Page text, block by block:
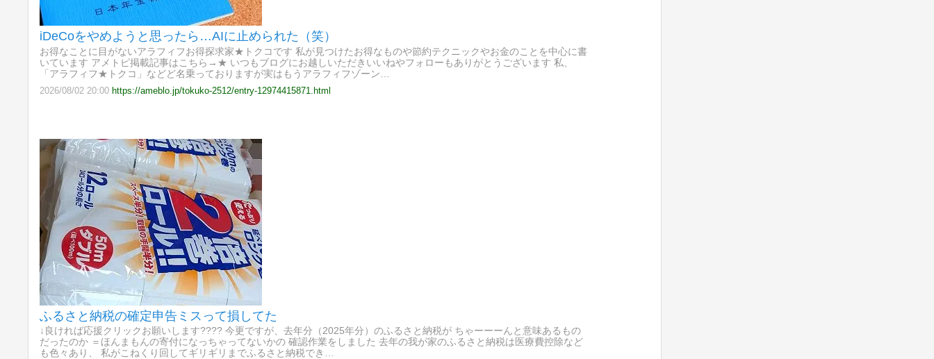
iDeCoをやめようと思ったら…AIに止められた（笑）
お得なことに目がないアラフィフお得探求家★トクコです 私が見つけたお得なものや節約テクニックやお金のことを中心に書
いています アメトピ掲載記事はこちら→★ いつもブログにお越しいただきいいねやフォローもありがとうございます 私、
「アラフィフ★トクコ」などど名乗っておりますが実はもうアラフィフゾーン…
2026/08/02 20:00 https://ameblo.jp/tokuko-2512/entry-12974415871.html
ふるさと納税の確定申告ミスって損してた
↓良ければ応援クリックお願いします???? 今更ですが、去年分（2025年分）のふるさと納税が ちゃーーーんと意味あるもの
だったのか ＝ほんまもんの寄付になっちゃってないかの 確認作業をしました 去年の我が家のふるさと納税は医療費控除など
も色々あり、 私がこねくり回してギリギリまでふるさと納税でき…